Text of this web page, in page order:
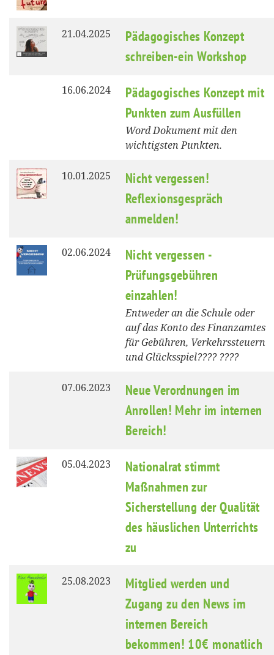
21.04.2025
Pädagogisches Konzept
schreiben-ein Workshop
16.06.2024
Pädagogisches Konzept mit
Punkten zum Ausfüllen
Word Dokument mit den
wichtigsten Punkten.
10.01.2025
Nicht vergessen!
Reflexionsgespräch
anmelden!
02.06.2024
Nicht vergessen -
Prüfungsgebühren
einzahlen!
Entweder an die Schule oder
auf das Konto des Finanzamtes
für Gebühren, Verkehrssteuern
und Glücksspiel???? ????
07.06.2023
Neue Verordnungen im
Anrollen! Mehr im internen
Bereich!
05.04.2023
Nationalrat stimmt
Maßnahmen zur
Sicherstellung der Qualität
des häuslichen Unterrichts
zu
25.08.2023
Mitglied werden und
Zugang zu den News im
internen Bereich
bekommen! 10€ monatlich